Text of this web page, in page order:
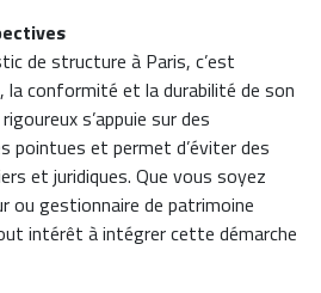
de structure à Paris, c’est
la conformité et la durabilité de son
s’appuie sur des
pointues et permet d’éviter des
et juridiques. Que vous soyez
ou gestionnaire de patrimoine
intérêt à intégrer cette démarche